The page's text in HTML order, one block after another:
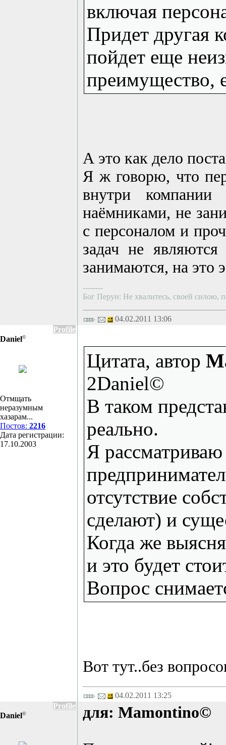
включая
Придет другая
пойдет еще
преимущество,
А это как дело
Я ж говорю, что
внутри компании
наёмниками, не
с персоналом и
задач не
занимаются, на это
--------
Бог Перун: Не хвалитесь, своей силою,
04.02.2011 13:06
Profile
Daniel©
Отмщать
неразумным
хазарам...
Постов: 2216
Дата регистрации:
17.10.2003
Цитата, автор
2Daniel©
В таком
реально.
Я
отсутствие
сделают) и
Когда же
и это будет
Вопрос
Вот тут..без
04.02.2011 13:25
Profile
Daniel© для: Mamontino©